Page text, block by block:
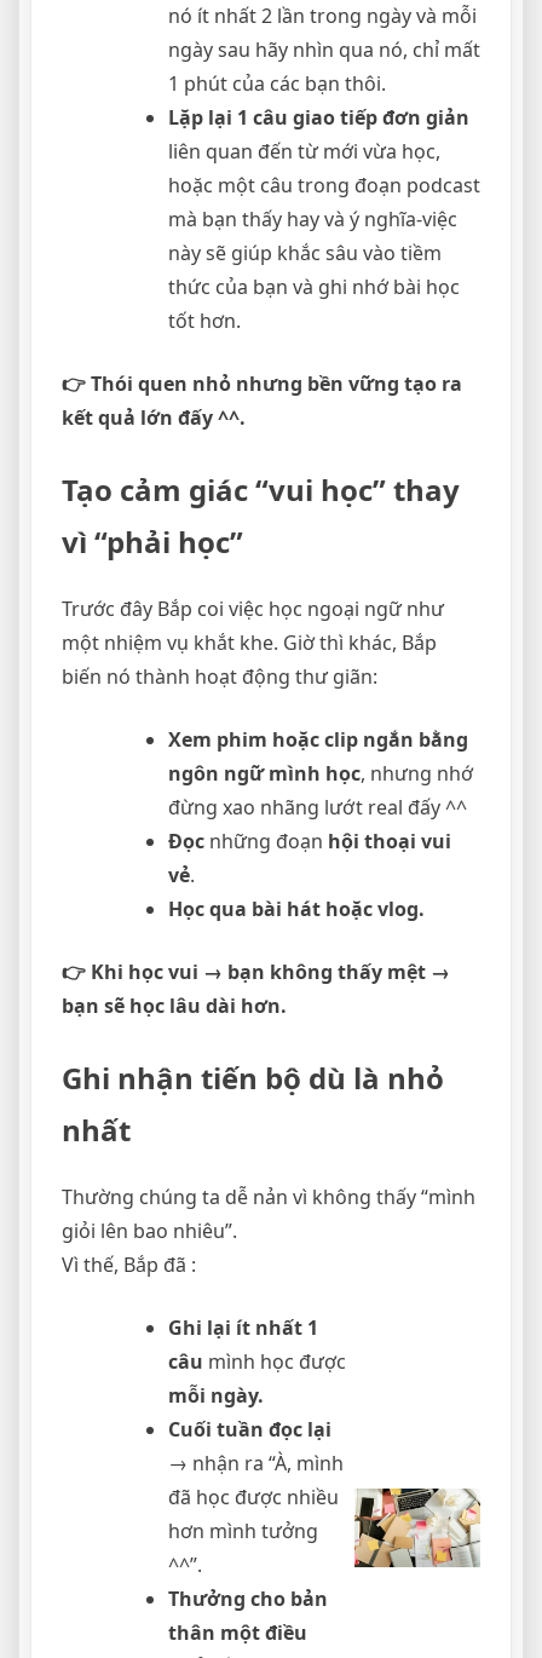
nó ít nhất 2 lần trong ngày và mỗi
ngày sau hãy nhìn qua nó, chỉ mất
1 phút của các bạn thôi.
Lặp lại 1 câu giao tiếp đơn giản
liên quan đến từ mới vừa học,
hoặc một câu trong đoạn podcast
mà bạn thấy hay và ý nghĩa-việc
này sẽ giúp khắc sâu vào tiềm
thức của bạn và ghi nhớ bài học
tốt hơn.
👉 Thói quen nhỏ nhưng bền vững tạo ra
kết quả lớn đấy ^^.
Tạo cảm giác “vui học” thay
vì “phải học”
Trước đây Bắp coi việc học ngoại ngữ như
một nhiệm vụ khắt khe. Giờ thì khác, Bắp
biến nó thành hoạt động thư giãn:
Xem phim hoặc clip ngắn bằng
ngôn ngữ mình học, nhưng nhớ
đừng xao nhãng lướt real đấy ^^
Đọc những đoạn hội thoại vui
vẻ.
Học qua bài hát hoặc vlog.
👉 Khi học vui → bạn không thấy mệt →
bạn sẽ học lâu dài hơn.
Ghi nhận tiến bộ dù là nhỏ
nhất
Thường chúng ta dễ nản vì không thấy “mình
giỏi lên bao nhiêu”.
Vì thế, Bắp đã :
Ghi lại ít nhất 1
câu mình học được
mỗi ngày.
Cuối tuần đọc lại
→ nhận ra “À, mình
đã học được nhiều
hơn mình tưởng
^^”.
Thưởng cho bản
thân một điều